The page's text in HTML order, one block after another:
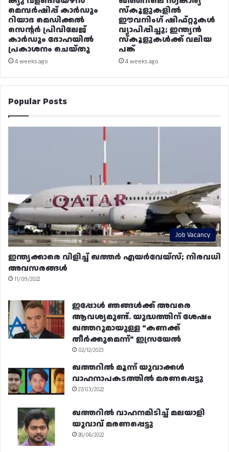
മെമ്പർഷിപ്പ് കാർഡും
റിയാദ മെഡിക്കൽ
സെന്റർ പ്രിവിലേജ്
കാർഡും ദോഹയിൽ
പ്രകാശനം ചെയ്തു
4 weeks ago
സ്കൂളുകളിൽ
ഈവനിംഗ് ഷിഫ്റ്റുകൾ
വ്യാപിപ്പിച്ചു; ഇന്ത്യൻ
സ്കൂളുകൾക്ക് വലിയ
പങ്ക്
4 weeks ago
Popular Posts
Job Vacancy
ഇന്ത്യക്കാരെ വിളിച്ച് ഖത്തർ എയർവേയ്‌സ്; നിരവധി
അവസരങ്ങൾ
11/09/2022
ഇപ്പോൾ ഞങ്ങൾക്ക് അവരെ
ആവശ്യമുണ്ട്. യുദ്ധത്തിന് ശേഷം
ഖത്തറുമായുള്ള “കണക്ക്
തീർക്കുമെന്ന്” ഇസ്രയേൽ
02/12/2023
ഖത്തറിൽ മൂന്ന് യുവാക്കൾ
വാഹനാപകടത്തിൽ മരണപ്പെട്ടു
27/03/2022
ഖത്തറിൽ വാഹനമിടിച്ച് മലയാളി
യുവാവ് മരണപ്പെട്ടു
26/06/2022